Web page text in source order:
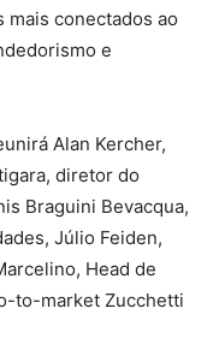
mais conectados ao
e
Alan Kercher,
diretor do
Braguini Bevacqua,
Júlio Feiden,
Head de
to-market Zucchetti